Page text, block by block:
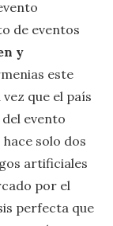
de eventos
y
este
que el país
evento
solo dos
artificiales
por el
perfecta que